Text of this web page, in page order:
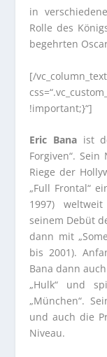
in
Rolle des
begehrten
[/
!important;}“]
Eric Bana ist
Forgiven“.
Riege der
„Full Frontal“
1997)
seinem Debüt
dann mit
bis 2001).
Bana dann
„Hulk“ und
„München“.
und auch die
Niveau.